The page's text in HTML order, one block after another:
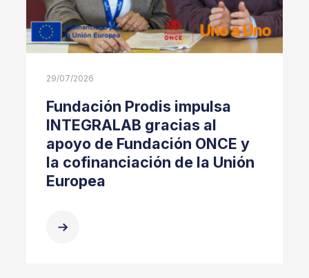
29/07/2026
Fundación Prodis impulsa
INTEGRALAB gracias al
apoyo de Fundación ONCE y
la cofinanciación de la Unión
Europea